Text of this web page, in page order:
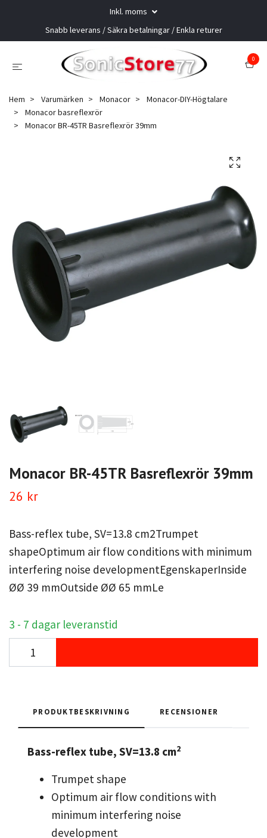
Inkl. moms
Snabb leverans / Säkra betalningar / Enkla returer
0
Hem Varumärken Monacor
Monacor-DIY-Högtalare
Monacor basreflexrör
Monacor BR-45TR Basreflexrör 39mm
Monacor BR-45TR Basreflexrör 39mm
26 kr
Bass-reflex tube, SV=13.8 cm2Trumpet
shapeOptimum air flow conditions with minimum
interfering noise developmentEgenskaperInside
ØØ 39 mmOutside ØØ 65 mmLe
3 - 7 dagar leveranstid
PRODUKTBESKRIVNING RECENSIONER
Bass-reflex tube, SV=13.8 cm2
Trumpet shape
Optimum air flow conditions with
minimum interfering noise
development